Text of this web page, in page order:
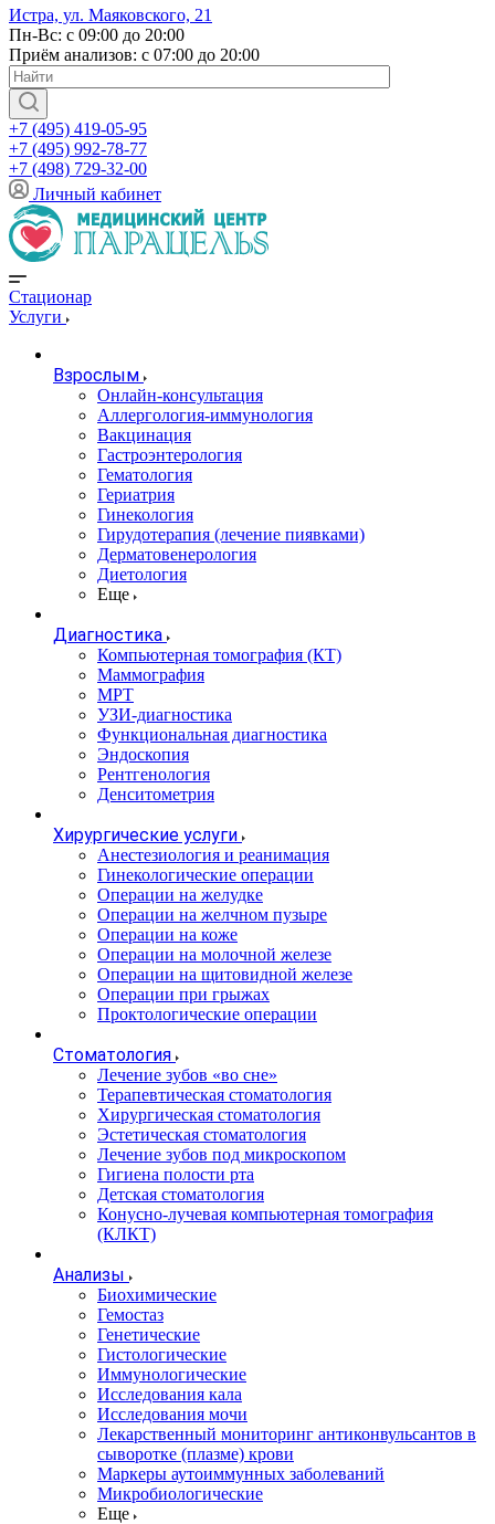
Истра, ул. Маяковского, 21
Пн-Вс: с 09:00 до 20:00
Приём анализов: с 07:00 до 20:00
+7 (495) 419-05-95
+7 (495) 992-78-77
+7 (498) 729-32-00
Личный кабинет
Стационар
Услуги
Взрослым
Онлайн-консультация
Аллергология-иммунология
Вакцинация
Гастроэнтерология
Гематология
Гериатрия
Гинекология
Гирудотерапия (лечение пиявками)
Дерматовенерология
Диетология
Еще
Диагностика
Компьютерная томография (КТ)
Маммография
МРТ
УЗИ-диагностика
Функциональная диагностика
Эндоскопия
Рентгенология
Денситометрия
Хирургические услуги
Анестезиология и реанимация
Гинекологические операции
Операции на желудке
Операции на желчном пузыре
Операции на коже
Операции на молочной железе
Операции на щитовидной железе
Операции при грыжах
Проктологические операции
Стоматология
Лечение зубов «во сне»
Терапевтическая стоматология
Хирургическая стоматология
Эстетическая стоматология
Лечение зубов под микроскопом
Гигиена полости рта
Детская стоматология
Конусно-лучевая компьютерная томография
(КЛКТ)
Анализы
Биохимические
Гемостаз
Генетические
Гистологические
Иммунологические
Исследования кала
Исследования мочи
Лекарственный мониторинг антиконвульсантов в
сыворотке (плазме) крови
Маркеры аутоиммунных заболеваний
Микробиологические
Еще